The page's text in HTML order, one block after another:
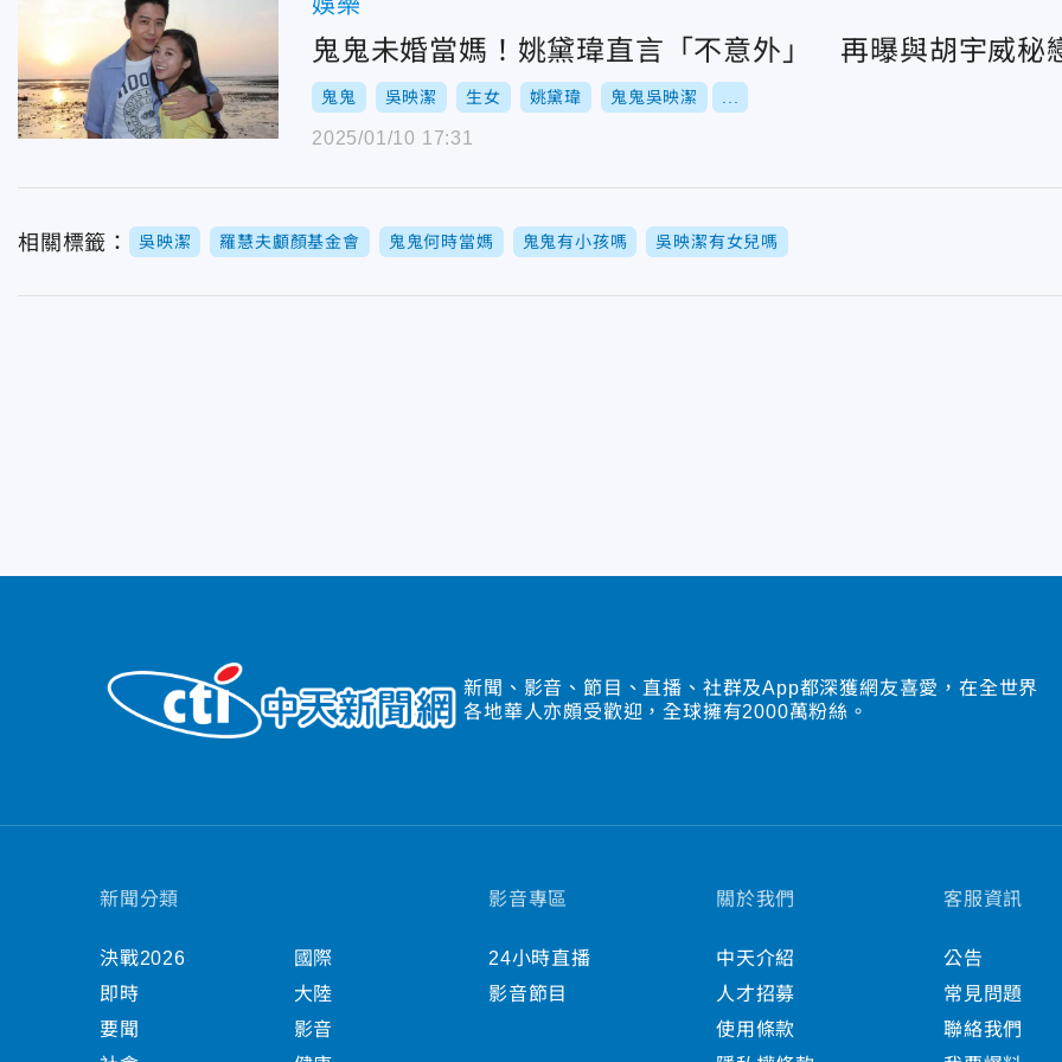
鬼鬼未婚當媽！姚黛瑋直言「不意外」 再曝與胡宇威秘
鬼鬼 吳映潔 生女 姚黛瑋 鬼鬼吳映潔
2025/01/10 17:31
相關標籤： 吳映潔 羅慧夫顱顏基金會 鬼鬼何時當媽 鬼鬼有小孩嗎 吳映潔有女兒嗎
新聞、影音、節目、直播、社群及App都深獲網友喜愛，在全世界
各地華人亦頗受歡迎，全球擁有2000萬粉絲。
新聞分類
決戰2026
即時
要聞
國際
大陸
影音
影音專區
24小時直播
影音節目
關於我們
中天介紹
人才招募
使用條款
客服資訊
公告
常見問題
聯絡我們